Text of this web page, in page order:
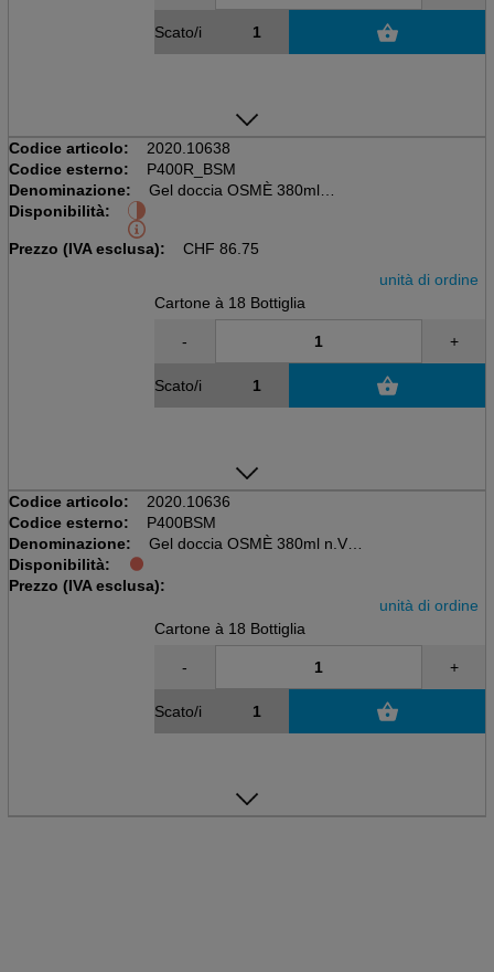
Scato/i
Codice articolo:
2020.10638
Codice esterno:
P400R_BSM
Denominazione:
Gel doccia OSMÈ 380ml
Disponibilità:
Prezzo (IVA esclusa): CHF 86.75
unità di ordine
Cartone à 18 Bottiglia
- +
Scato/i
Codice articolo:
2020.10636
Codice esterno:
P400BSM
Denominazione:
Gel doccia OSMÈ 380ml n.V.
Pompa non sigillata
Disponibilità:
Prezzo (IVA esclusa):
unità di ordine
Cartone à 18 Bottiglia
- +
Scato/i